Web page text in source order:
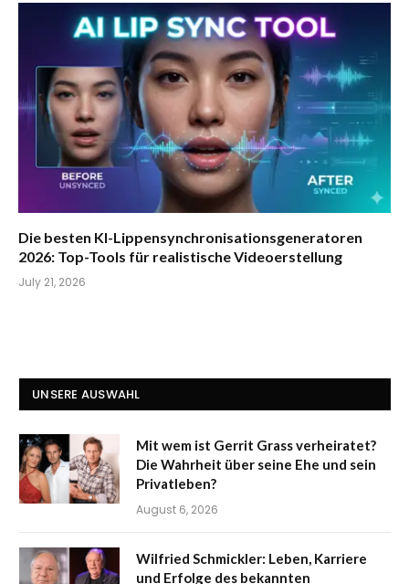
Die besten KI-Lippensynchronisationsgeneratoren
2026: Top-Tools für realistische Videoerstellung
July 21, 2026
UNSERE AUSWAHL
Mit wem ist Gerrit Grass verheiratet?
Die Wahrheit über seine Ehe und sein
Privatleben?
August 6, 2026
Wilfried Schmickler: Leben, Karriere
und Erfolge des bekannten